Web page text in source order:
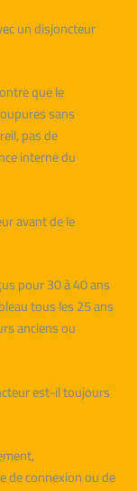
un disjoncteur
que le
sans
pas de
interne du
avant de le
pour 30 à 40 ans
tous les 25 ans
anciens ou
est-il toujours
de connexion ou de